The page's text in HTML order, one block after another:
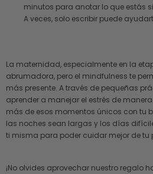
minutos para anotar lo que estás
A veces, solo escribir puede
La maternidad, especialmente en la
abrumadora, pero el mindfulness te
más presente. A través de pequeñas
aprender a manejar el estrés de
más de esos momentos únicos con tu
las noches sean largas y los días
ti misma para poder cuidar mejor de tu
¡No olvides aprovechar nuestro regalo